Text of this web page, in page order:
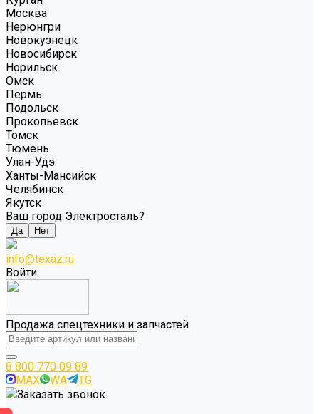
Москва
Нерюнгри
Новокузнецк
Новосибирск
Норильск
Омск
Пермь
Подольск
Прокопьевск
Томск
Тюмень
Улан-Удэ
Ханты-Мансийск
Челябинск
Якутск
Ваш город Электросталь?
Да Нет
info@texaz.ru
Войти
Продажа спецтехники и запчастей
8 800 770 09 89
MAX
WA
TG
Заказать звонок